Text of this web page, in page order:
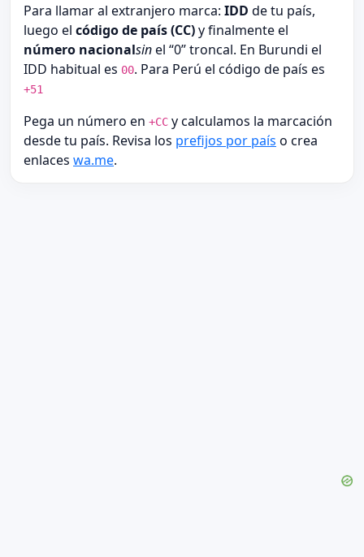
Para llamar al extranjero marca: IDD de tu país,
luego el código de país (CC)y finalmente el
número nacionalsinel “0” troncal. En Burundi el
IDD habitual es 00. Para Perú el código de país es
+51
Pega un número en +CC y calculamos la marcación
desde tu país. Revisa los prefijos por país o crea
enlaces wa.me.